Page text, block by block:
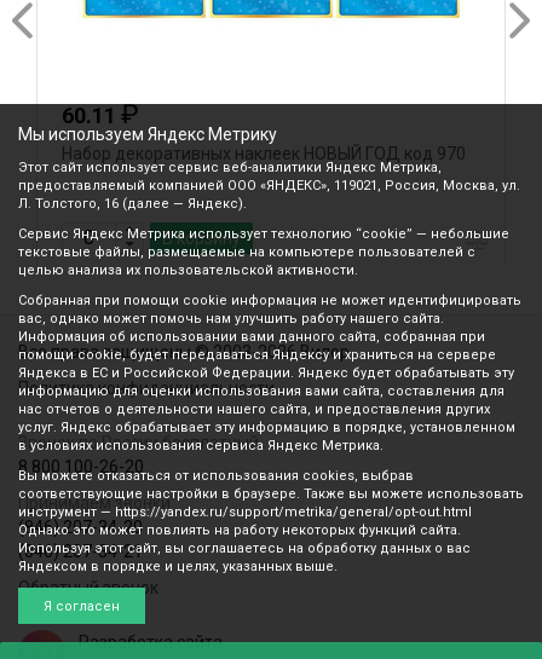
60.11 ₽
Набор декоративных наклеек НОВЫЙ ГОД код 970
В корзину
Все права защищены © 2003-2026 Вилор
Политика конфиденциальности
Звонок по России бесплатный
8 800 100-26-20
Принимаем звонки
(846) 207-34-20
(846) 207-34-21
Обратный звонок
Разработка сайта
Мы используем Яндекс Метрику
Этот сайт использует сервис веб-аналитики Яндекс Метрика,
предоставляемый компанией ООО «ЯНДЕКС», 119021, Россия, Москва, ул.
Л. Толстого, 16 (далее — Яндекс).
Сервис Яндекс Метрика использует технологию “cookie” — небольшие
текстовые файлы, размещаемые на компьютере пользователей с
целью анализа их пользовательской активности.
Собранная при помощи cookie информация не может идентифицировать
вас, однако может помочь нам улучшить работу нашего сайта.
Информация об использовании вами данного сайта, собранная при
помощи cookie, будет передаваться Яндексу и храниться на сервере
Яндекса в ЕС и Российской Федерации. Яндекс будет обрабатывать эту
информацию для оценки использования вами сайта, составления для
нас отчетов о деятельности нашего сайта, и предоставления других
услуг. Яндекс обрабатывает эту информацию в порядке, установленном
в условиях использования сервиса Яндекс Метрика.
Вы можете отказаться от использования cookies, выбрав
соответствующие настройки в браузере. Также вы можете использовать
инструмент — https://yandex.ru/support/metrika/general/opt-out.html
Однако это может повлиять на работу некоторых функций сайта.
Используя этот сайт, вы соглашаетесь на обработку данных о вас
Яндексом в порядке и целях, указанных выше.
Я согласен